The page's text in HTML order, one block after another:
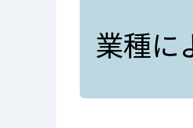
業種に